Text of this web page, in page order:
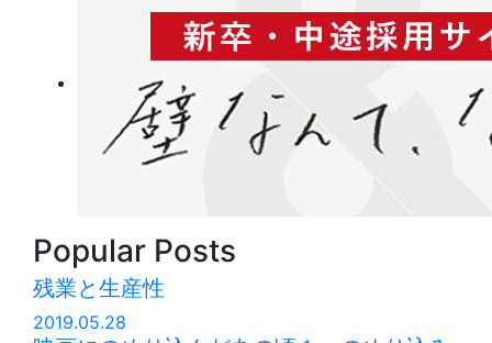
Popular Posts
残業と生産性
2019.05.28